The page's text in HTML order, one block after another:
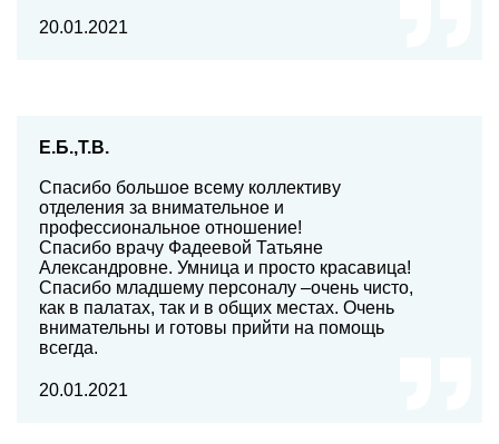
20.01.2021
Е.Б.,Т.В.
Спасибо большое всему коллективу
отделения за внимательное и
профессиональное отношение!
Спасибо врачу Фадеевой Татьяне
Александровне. Умница и просто красавица!
Спасибо младшему персоналу –очень чисто,
как в палатах, так и в общих местах. Очень
внимательны и готовы прийти на помощь
всегда.
20.01.2021